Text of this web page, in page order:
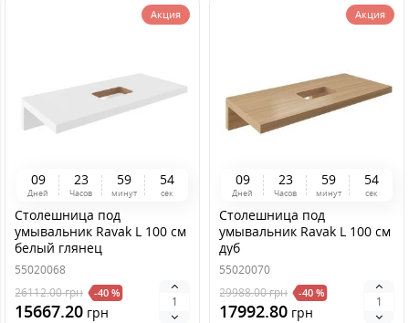
Акция
09
Дней
23
Часов
59
минут
54
сек
Столешница под
умывальник Ravak L 100 см
белый глянец
55020068
26112.00грн -40 %
15667.20 грн
Акция
09
Дней
23
Часов
59
минут
54
сек
Столешница под
умывальник Ravak L 100 см
дуб
55020070
29988.00грн -40 %
17992.80 грн